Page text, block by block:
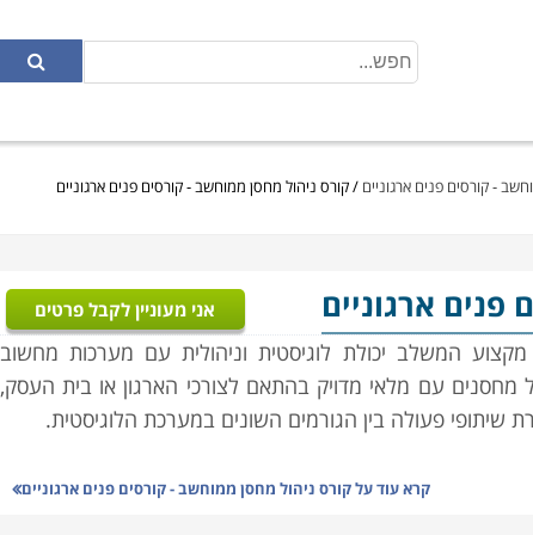
- קורסים פנים ארגוניים /קורס ניהול מחסן ממוחשב - קורסים פנים ארגוניים
פנים ארגוניים אני מעוניין לקבל פרטים
המשלב יכולת לוגיסטית וניהולית עם מערכות מחשוב
עם מלאי מדויק בהתאם לצורכי הארגון או בית העסק,
שיתופי פעולה בין הגורמים השונים במערכת הלוגיסטית.
הקורס יועברו שיעורים במגוון נושאים: מבנה הארגון,
קרא עוד עלקורס ניהול מחסן ממוחשב - קורסים פנים ארגוניים